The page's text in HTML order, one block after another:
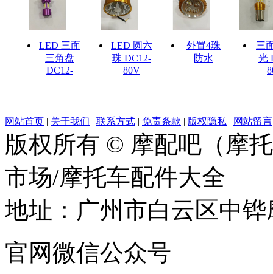
LED 三面
三角盘
DC12-
LED 圆六
珠 DC12-
80V
外置4珠
防水
三
光
网站首页 | 关于我们 | 联系方式 | 免责条款 | 版权隐私 | 网站留言
版权所有 © 摩配吧（摩
市场/摩托车配件大全
地址：广州市白云区中
官网微信公众号